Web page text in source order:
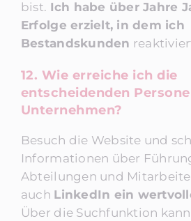
bist. Ich habe über Jahre
Erfolgeerzielt, in dem ich
Bestandskunden
12. Wie erreiche ich die
entscheidenden
Unternehmen?
Besuch die Website und
Informationen über
Abteilungen und
auch LinkedIn ein
Über die Suchfunktion